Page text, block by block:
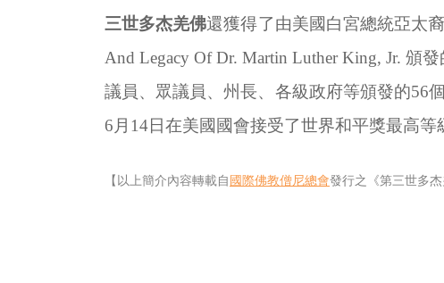
三世多杰羌佛還獲得了由美國白宮總統亞太
And Legacy Of Dr. Martin Luther King, Jr.頒發
議員、眾議員、州長、各級政府等頒發的56
6 月 14日在美國國會接受了世界和平獎最高等
【以上簡介內容轉載自 國際佛教僧尼總會發行之《第三世多杰